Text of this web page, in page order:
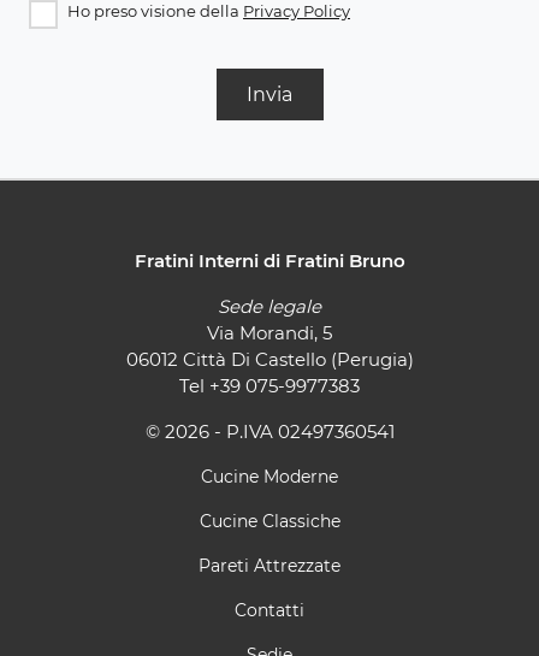
Ho preso visione della Privacy Policy
Invia
Fratini Interni di Fratini Bruno
Sede legale
Via Morandi, 5
06012 Città Di Castello (Perugia)
Tel +39 075-9977383
© 2026 - P.IVA 02497360541
Cucine Moderne
Cucine Classiche
Pareti Attrezzate
Contatti